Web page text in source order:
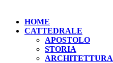
HOME
CATTEDRALE
APOSTOLO
STORIA
ARCHITETTURA